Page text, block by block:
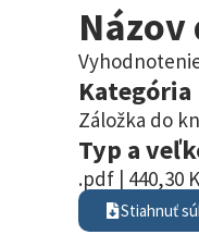
Kategória
Záložka do
Typ a
.pdf | 440,30
Stiahnuť